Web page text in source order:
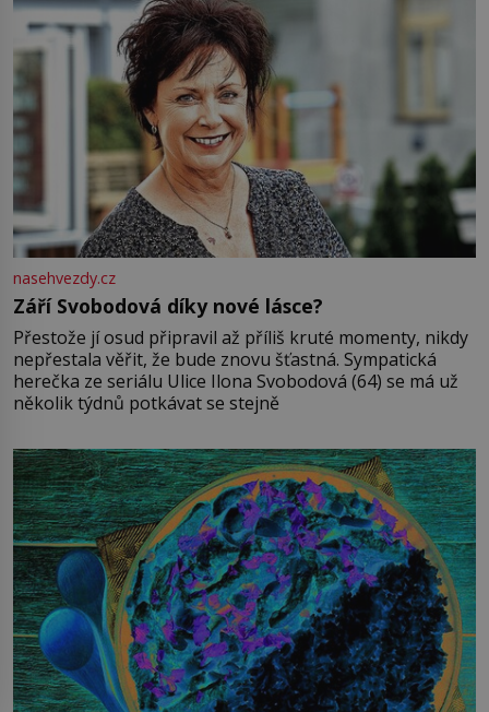
nasehvezdy.cz
Září Svobodová díky nové lásce?
Přestože jí osud připravil až příliš kruté momenty, nikdy
nepřestala věřit, že bude znovu šťastná. Sympatická
herečka ze seriálu Ulice Ilona Svobodová (64) se má už
několik týdnů potkávat se stejně